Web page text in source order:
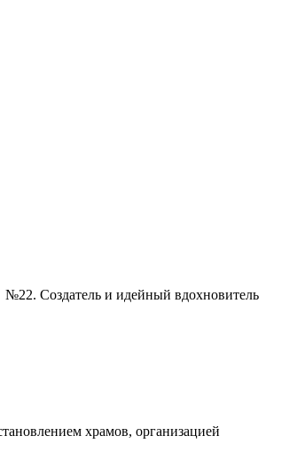
Cоздатель и идейный вдохновитель
храмов, организацией